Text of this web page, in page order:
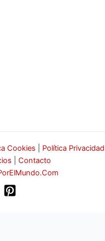
Cookies
Política Privacidad
Contacto